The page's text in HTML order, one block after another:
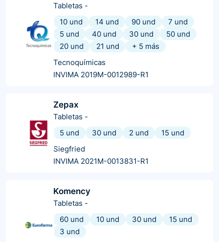
Tabletas -
10 und
14 und 90 und
7 und
5 und
40 und 30 und
50 und
20 und
21 und + 5 más
Tecnoquímicas
INVIMA 2019M-0012989-R1
Zepax
Tabletas -
5 und
30 und 2 und
15 und
Siegfried
INVIMA 2021M-0013831-R1
Komency
Tabletas -
60 und
10 und 30 und
15 und
3 und